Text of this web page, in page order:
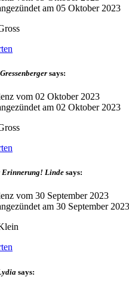
am 05 Oktober 2023
says:
vom 02 Oktober 2023
am 02 Oktober 2023
Erinnerung! Linde says:
vom 30 September 2023
am 30 September 2023
says: